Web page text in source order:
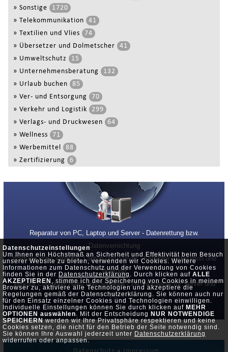
Datenschutzeinstellungen
Um Ihnen ein Höchstmaß an Sicherheit und Effektivität beim Besuch
unserer Website zu bieten, verwenden wir Cookies. Weitere
Informationen zum Datenschutz und der Verwendung von Cookies
finden Sie in der Datenschutzerklärung . Durch klicken auf ALLE
AKZEPTIEREN , stimme ich der Speicherung von Cookies in meinem
Browser zu, aktiviere alle Technologien und akzeptiere die
Regelungen gemäß der Datenschutzerklärung. Sie können auch nur
für den Einsatz einzelner Cookies und Technologien einwilligen.
Individuelle Einstellungen können Sie durch klicken auf MEHR
OPTIONEN auswählen. Mit der Entscheidung NUR NOTWENDIGE
SPEICHERNwerden wir Ihre Privatsphäre respektieren und keine
Cookies setzen, die nicht für den Betrieb der Seite notwendig sind.
Sie können Ihre Auswahl jederzeit unter Datenschutzerklärung
widerrufen oder anpassen.
» Sonstige
1720
» Telekommunikation
41
» Textilien und Vlies
74
» Übersetzer und Dolmetscher
41
» Umweltschutz
15
» Unternehmensberatung
132
» Urlaub buchen
85
» Ver- und Entsorgung
70
» Verkehr und Logistik
299
» Verlags- und Druckwesen
64
» Wellness
71
» Werbemittel
88
» Zertifizierung 6
Reparatur von PC, Laptop und Server - Datenrettung bzw.
Datenvernichtung
Wartung von Computer, Laptop und Server - Software Installation und
Wartung
Verkauf Computer Hard- und Software - 24h Notdienst für Server und
PC